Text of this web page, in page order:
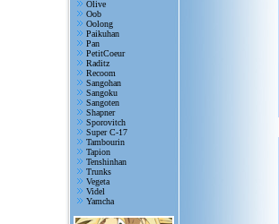
Olive
Oob
Oolong
Paikuhan
Pan
PetitCoeur
Raditz
Recoom
Sangohan
Sangoku
Sangoten
Shapner
Sporovitch
Super C-17
Tambourin
Tapion
Tenshinhan
Trunks
Vegeta
Videl
Yamcha